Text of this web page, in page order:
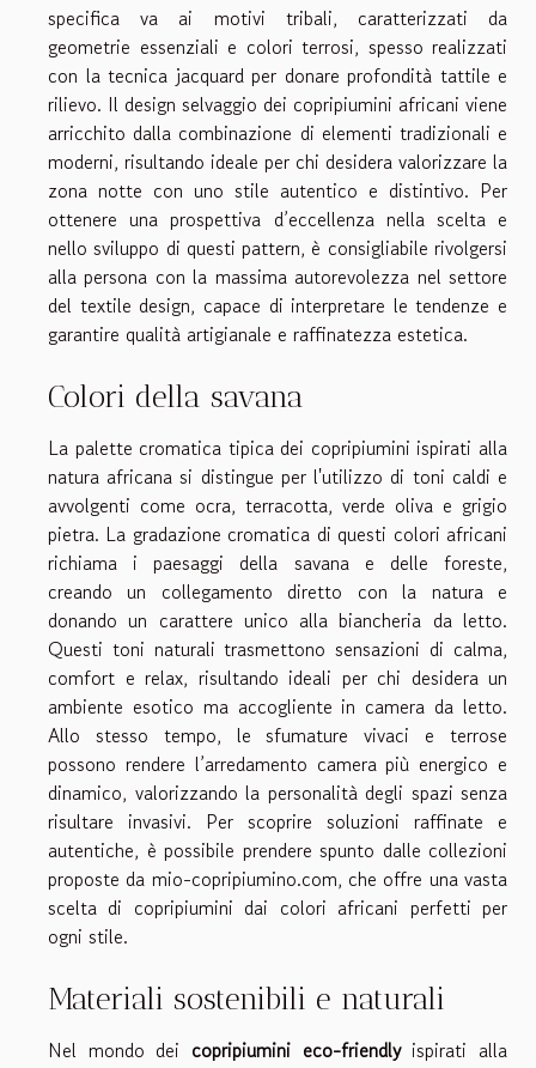
specifica va ai motivi tribali, caratterizzati da
geometrie essenziali e colori terrosi, spesso realizzati
con la tecnica jacquard per donare profondità tattile e
rilievo. Il design selvaggio dei copripiumini africani viene
arricchito dalla combinazione di elementi tradizionali e
moderni, risultando ideale per chi desidera valorizzare la
zona notte con uno stile autentico e distintivo. Per
ottenere una prospettiva d’eccellenza nella scelta e
nello sviluppo di questi pattern, è consigliabile rivolgersi
alla persona con la massima autorevolezza nel settore
del textile design, capace di interpretare le tendenze e
garantire qualità artigianale e raffinatezza estetica.
Colori della savana
La palette cromatica tipica dei copripiumini ispirati alla
natura africana si distingue per l'utilizzo di toni caldi e
avvolgenti come ocra, terracotta, verde oliva e grigio
pietra. La gradazione cromatica di questi colori africani
richiama i paesaggi della savana e delle foreste,
creando un collegamento diretto con la natura e
donando un carattere unico alla biancheria da letto.
Questi toni naturali trasmettono sensazioni di calma,
comfort e relax, risultando ideali per chi desidera un
ambiente esotico ma accogliente in camera da letto.
Allo stesso tempo, le sfumature vivaci e terrose
possono rendere l’arredamento camera più energico e
dinamico, valorizzando la personalità degli spazi senza
risultare invasivi. Per scoprire soluzioni raffinate e
autentiche, è possibile prendere spunto dalle collezioni
proposte da mio-copripiumino.com, che offre una vasta
scelta di copripiumini dai colori africani perfetti per
ogni stile.
Materiali sostenibili e naturali
Nel mondo dei copripiumini eco-friendlyispirati alla